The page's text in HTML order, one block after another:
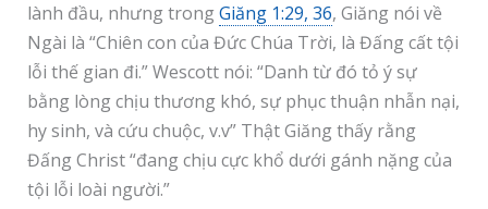
lành đầu, nhưng trongGiăng 1:29, 36, Giăng nói về
Ngài là “Chiên con của Đức Chúa Trời, là Đấng cất tội
lỗi thế gian đi.” Wescott nói: “Danh từ đó tỏ ý sự
bằng lòng chịu thương khó, sự phục thuận nhẫn nại,
hy sinh, và cứu chuộc, v.v” Thật Giăng thấy rằng
Đấng Christ “đang chịu cực khổ dưới gánh nặng của
tội lỗi loài người.”